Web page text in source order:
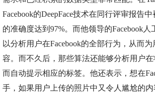
Facebook的DeepFace技术在同行评审报告
的准确度达到97%。而他领导的Facebook
以分析用户在Facebook的全部行为，从而
容。而不久后，那些算法还能够分析用户
而自动提示相应的标签。他还表示，想在
手，如果用户上传的照片中又令人尴尬的